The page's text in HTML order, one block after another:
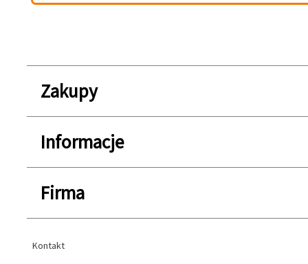
Zakupy
Informacje
Firma
Kontakt
Kontakt